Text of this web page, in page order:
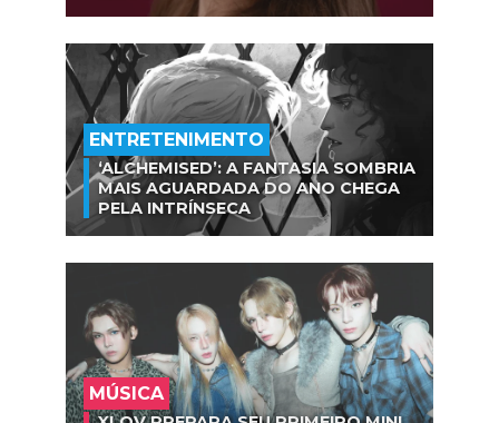
ENTRETENIMENTO
‘ALCHEMISED’: A FANTASIA SOMBRIA
MAIS AGUARDADA DO ANO CHEGA
PELA INTRÍNSECA
MÚSICA